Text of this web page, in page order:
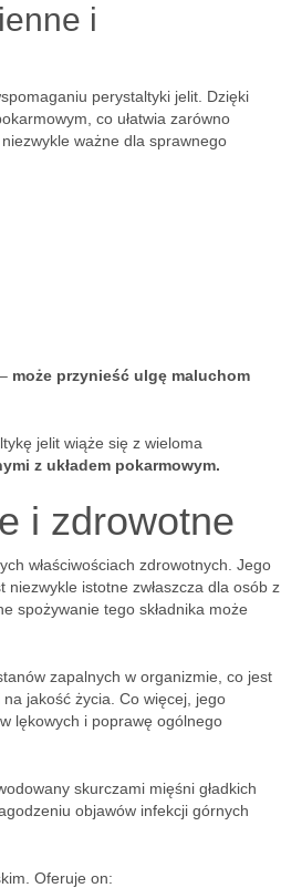
i
perystaltyki jelit. Dzięki
co ułatwia zarówno
niezwykle ważne dla sprawnego
może przynieść ulgę maluchom
jelit wiąże się z wieloma
z układem pokarmowym.
i zdrowotne
właściwościach zdrowotnych. Jego
istotne zwłaszcza dla osób z
spożywanie tego składnika może
zapalnych w organizmie, co jest
jakość życia. Co więcej, jego
lękowych i poprawę ogólnego
skurczami mięśni gładkich
objawów infekcji górnych
Oferuje on: